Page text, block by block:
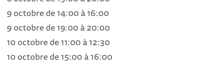
9 octobre de 14:00 à 16:00
9 octobre de 19:00 à 20:00
10 octobre de 11:00 à 12:30
10 octobre de 15:00 à 16:00